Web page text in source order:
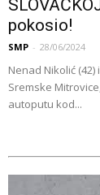
pokosio!
SMP - 28/06/2024
Nenad Nikolić
Sremske
autoputu kod...